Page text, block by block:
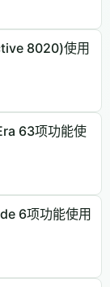
8020)使用
63项功能使
6项功能使用